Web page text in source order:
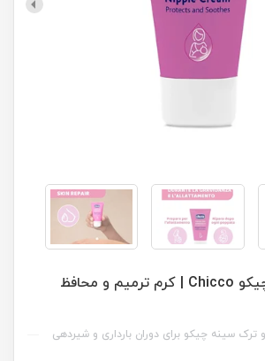
کرم شقاق سینه چیکو Chicco | کرم ترمیم و محافظ
ترک سینه چیکو برای دوران بارداری و شیردهی